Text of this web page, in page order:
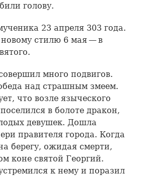
голову.
23 апреля 303 года.
стилю 6 мая — в
много подвигов.
над страшным змеем.
что возле языческого
в болоте дракон,
девушек. Дошла
правителя города. Когда
берегу, ожидая смерти,
коне святой Георгий.
к нему и поразил